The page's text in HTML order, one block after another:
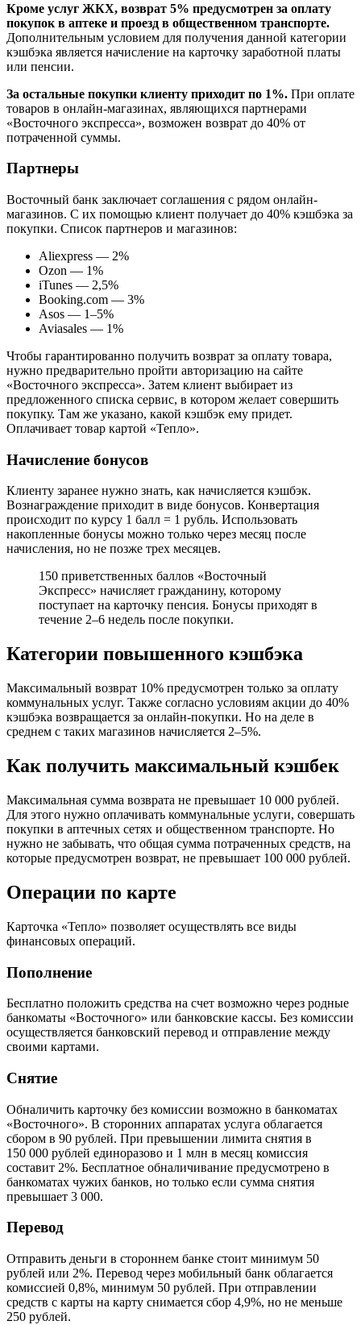
Кроме услуг ЖКХ, возврат 5% предусмотрен за оплату
покупок в аптеке и проезд в общественном транспорте.
Дополнительным условием для получения данной категории
кэшбэка является начисление на карточку заработной платы
или пенсии.
За остальные покупки клиенту приходит по 1%. При оплате
товаров в онлайн-магазинах, являющихся партнерами
«Восточного экспресса», возможен возврат до 40% от
потраченной суммы.
Партнеры
Восточный банк заключает соглашения с рядом онлайн-
магазинов. С их помощью клиент получает до 40% кэшбэка за
покупки. Список партнеров и магазинов:
Aliexpress — 2%
Ozon — 1%
iTunes — 2,5%
Booking.com — 3%
Asos — 1–5%
Aviasales — 1%
Чтобы гарантированно получить возврат за оплату товара,
нужно предварительно пройти авторизацию на сайте
«Восточного экспресса». Затем клиент выбирает из
предложенного списка сервис, в котором желает совершить
покупку. Там же указано, какой кэшбэк ему придет.
Оплачивает товар картой «Тепло».
Начисление бонусов
Клиенту заранее нужно знать, как начисляется кэшбэк.
Вознаграждение приходит в виде бонусов. Конвертация
происходит по курсу 1 балл = 1 рубль. Использовать
накопленные бонусы можно только через месяц после
начисления, но не позже трех месяцев.
150 приветственных баллов «Восточный
Экспресс» начисляет гражданину, которому
поступает на карточку пенсия. Бонусы приходят в
течение 2–6 недель после покупки.
Категории повышенного кэшбэка
Максимальный возврат 10% предусмотрен только за оплату
коммунальных услуг. Также согласно условиям акции до 40%
кэшбэка возвращается за онлайн-покупки. Но на деле в
среднем с таких магазинов начисляется 2–5%.
Как получить максимальный кэшбек
Максимальная сумма возврата не превышает 10 000 рублей.
Для этого нужно оплачивать коммунальные услуги, совершать
покупки в аптечных сетях и общественном транспорте. Но
нужно не забывать, что общая сумма потраченных средств, на
которые предусмотрен возврат, не превышает 100 000 рублей.
Операции по карте
Карточка «Тепло» позволяет осуществлять все виды
финансовых операций.
Пополнение
Бесплатно положить средства на счет возможно через родные
банкоматы «Восточного» или банковские кассы. Без комиссии
осуществляется банковский перевод и отправление между
своими картами.
Снятие
Обналичить карточку без комиссии возможно в банкоматах
«Восточного». В сторонних аппаратах услуга облагается
сбором в 90 рублей. При превышении лимита снятия в
150 000 рублей единоразово и 1 млн в месяц комиссия
составит 2%. Бесплатное обналичивание предусмотрено в
банкоматах чужих банков, но только если сумма снятия
превышает 3 000.
Перевод
Отправить деньги в стороннем банке стоит минимум 50
рублей или 2%. Перевод через мобильный банк облагается
комиссией 0,8%, минимум 50 рублей. При отправлении
средств с карты на карту снимается сбор 4,9%, но не меньше
250 рублей.